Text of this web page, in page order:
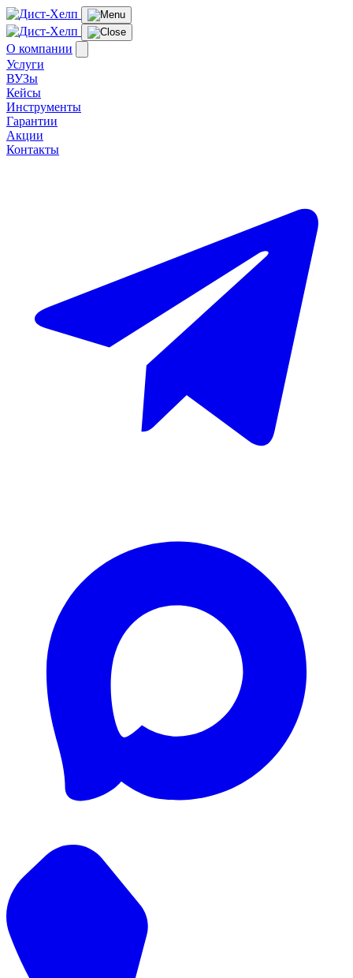
О компании
Услуги
ВУЗы
Кейсы
Инструменты
Гарантии
Акции
Контакты